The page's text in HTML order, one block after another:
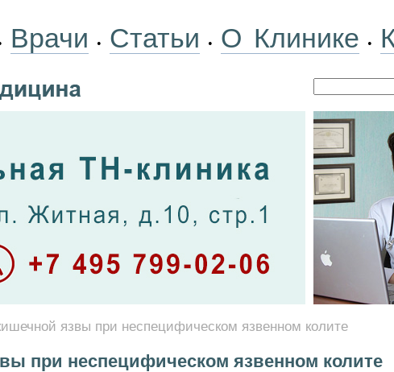
Врачи • Статьи • О Клинике •
язвы при неспецифическом язвенном колите
при неспецифическом язвенном колите